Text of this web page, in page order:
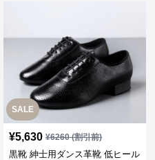
SALE
¥5,630 ¥6260(割引前)
黒靴 紳士用ダンス革靴 低ヒール